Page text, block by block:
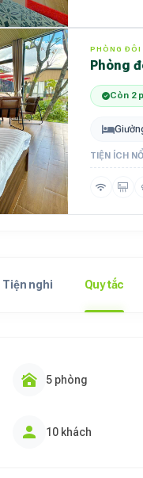
PHÒNG ĐÔI
Phòng
Còn 2
TIỆN ÍCH
Tiện nghi Quy tắc
5 phòng
10 khách